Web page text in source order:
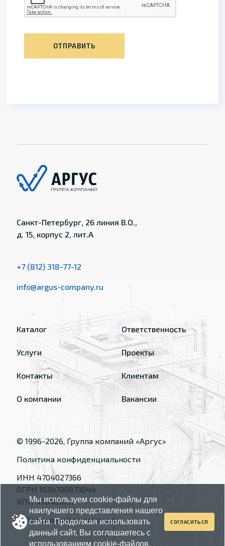
ОТПРАВИТЬ
Санкт-Петербург, 26 линия В.О.,
д. 15, корпус 2, лит.А
+7 (812) 318-77-12
info@argus-company.ru
Каталог
Услуги
Контакты
О компании
Ответственность
Проекты
Клиентам
Вакансии
© 1996-2026, Группа компаний «Аргус»
Политика конфиденциальности
ИНН 4704027366
ОГРН 1034700873844
КПП 470401001
Мы используем cookie-файлы для
наилучшего представления нашего
сайта. Продолжая использовать
данный сайт, Вы соглашаетесь с
использованием cookie-файлов.
СОГЛАСИТЬСЯ